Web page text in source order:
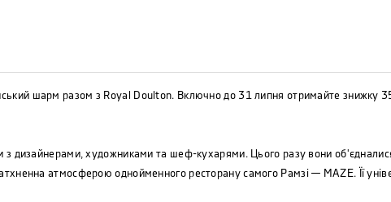
шарм разом з Royal Doulton. Включно до 31 липня отримайте знижку
з дизайнерами, художниками та шеф-кухарями. Цього разу вони
атмосферою однойменного ресторану самого Рамзі — MAZE. Її